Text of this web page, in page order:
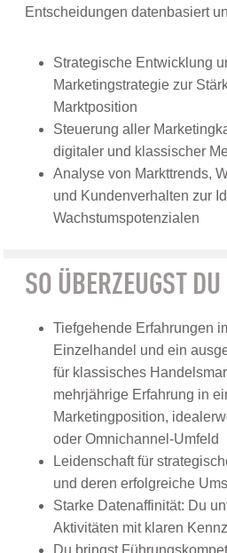
Entscheidungen datenbasiert
Strategische Entwicklung
Marketingstrategie zur
Marktposition
Steuerung aller
digitaler und klassischer
Analyse von Markttrends,
und Kundenverhalten zur
Wachstumspotenzialen
SO ÜBERZEUGST
Tiefgehende Erfahrungen
Einzelhandel und ein
für klassisches
mehrjährige Erfahrung in
Marketingposition,
oder Omnichannel-Umfeld
Leidenschaft für
und deren erfolgreiche
Starke Datenaffinität: Du
Aktivitäten mit klaren